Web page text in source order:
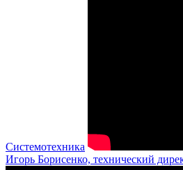
Системотехника
Игорь Борисенко, технический